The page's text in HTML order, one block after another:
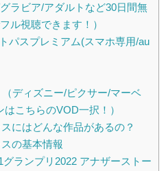
ラビア/アダルトなど30日間無
ル視聴できます！）
パスプレミアム(スマホ専用/au
ディズニー/ピクサー/マーベ
こちらのVOD一択！）
にはどんな作品があるの？
の基本情報
ランプリ2022 アナザーストー